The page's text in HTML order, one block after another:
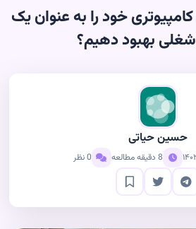
خود را به عنوان یک
بهبود دهیم؟
حسین حیاتی
۲۵ 8 دقیقه مطالعه 0 نظر